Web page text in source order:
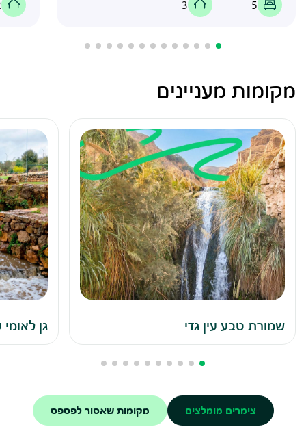
5
3
מקומות מעניינים
שמורת טבע עין גדי גן
צימרים מומלצים מקומות שאסור לפספס